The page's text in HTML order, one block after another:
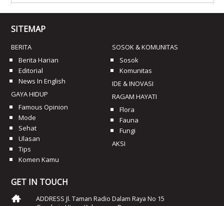
SITEMAP
BERITA
Berita Harian
Editorial
News In English
GAYA HIDUP
Famous Opinion
Mode
Sehat
Ulasan
Tips
Komen Kamu
SOSOK & KOMUNITAS
Sosok
Komunitas
IDE & INOVASI
RAGAM HAYATI
Flora
Fauna
Fungi
AKSI
GET IN TOUCH
ADDRESS Jl. Taman Radio Dalam Raya No 15